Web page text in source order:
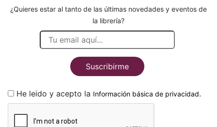
¿Quieres estar al tanto de las últimas novedades y eventos de
la librería?
Suscribirme
He leido y acepto la Información básica de privacidad.